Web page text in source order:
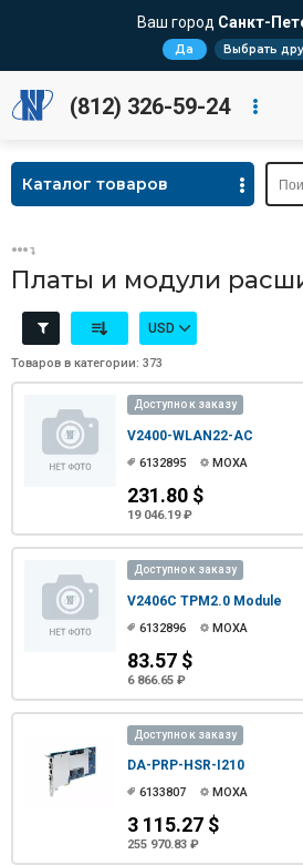
Ваш город Санкт-
Да Выбрать
(812) 326-59-24
Каталог товаров
Платы и модули
USD
Товаров в категории: 373
Доступно к заказу
V2400-WLAN22-AC
6132895 MOXA
231.80 $
19 046.19 ₽
Доступно к заказу
V2406C TPM2.0 Module
6132896 MOXA
83.57 $
6 866.65 ₽
Доступно к заказу
DA-PRP-HSR-I210
6133807 MOXA
3 115.27 $
255 970.83 ₽